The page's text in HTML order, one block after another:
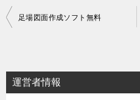
投
ビ
ゲ
足場図面作成ソフト無料
運営者情報